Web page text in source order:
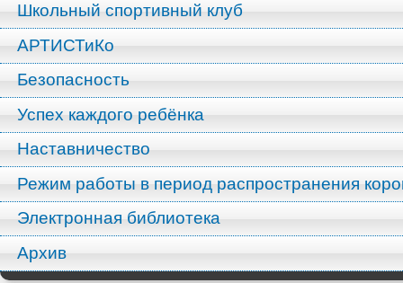
Школьный спортивный клуб
АРТИСТиКо
Безопасность
Успех каждого ребёнка
Наставничество
Режим работы в период распространения
Электронная библиотека
Архив